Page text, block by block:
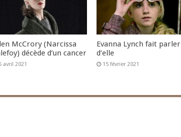
McCrory (Narcissa
décède d’un cancer
avril 2021
Evanna Lynch fait parler
d’elle
15 février 2021